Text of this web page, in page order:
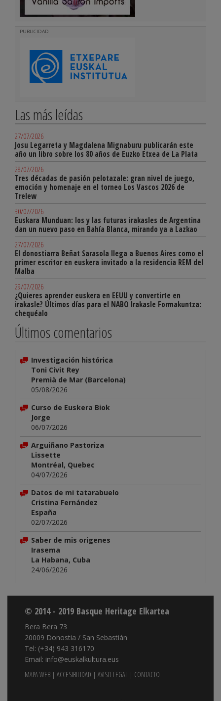
PUBLICIDAD
Las más leídas
27/07/2026
Josu Legarreta y Magdalena Mignaburu publicarán este
año un libro sobre los 80 años de Euzko Etxea de La Plata
28/07/2026
Tres décadas de pasión pelotazale: gran nivel de juego,
emoción y homenaje en el torneo Los Vascos 2026 de
Trelew
30/07/2026
Euskara Munduan: los y las futuras irakasles de Argentina
dan un nuevo paso en Bahía Blanca, mirando ya a Lazkao
27/07/2026
El donostiarra Beñat Sarasola llega a Buenos Aires como el
primer escritor en euskera invitado a la residencia REM del
Malba
29/07/2026
¿Quieres aprender euskera en EEUU y convertirte en
irakasle? Últimos días para el NABO Irakasle Formakuntza:
chequéalo
Últimos comentarios
Investigación histórica
Toni Civit Rey
Premià de Mar (Barcelona)
05/08/2026
Curso de Euskera Biok
Jorge
06/07/2026
Arguiñano Pastoriza
Lissette
Montréal, Quebec
04/07/2026
Datos de mi tatarabuelo
Cristina Fernández
España
02/07/2026
Saber de mis origenes
Irasema
La Habana, Cuba
24/06/2026
© 2014 - 2019 Basque Heritage Elkartea
Bera Bera 73
20009 Donostia / San Sebastián
Tel: (+34) 943 316170
Email: info@euskalkultura.eus
MAPA WEB | ACCESIBILIDAD | AVISO LEGAL | CONTACTO